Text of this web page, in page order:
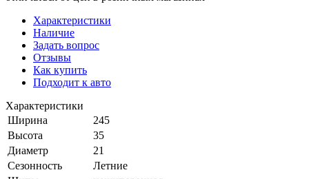
Характеристики
Наличие
Задать вопрос
Отзывы
Как купить
Подходит к авто
Характеристики
Ширина
245
Высота
35
Диаметр
21
Сезонность
Летние